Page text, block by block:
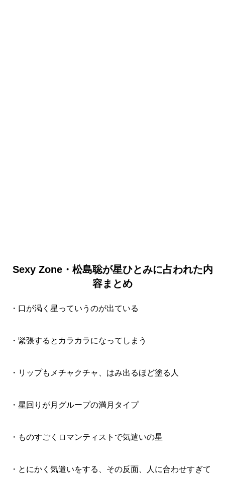
Sexy Zone・松島聡が星ひとみに占われた内
容まとめ
・口が渇く星っていうのが出ている
・緊張するとカラカラになってしまう
・リップもメチャクチャ、はみ出るほど塗る人
・星回りが月グループの満月タイプ
・ものすごくロマンティストで気遣いの星
・とにかく気遣いをする、その反面、人に合わせすぎて